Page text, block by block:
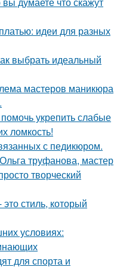
идеи для разных
выбрать идеальный
мастеров маникюра
укрепить слабые
ломкость!
с педикюром.
труфанова, мастер
творческий
стиль, который
условиях:
для спорта и